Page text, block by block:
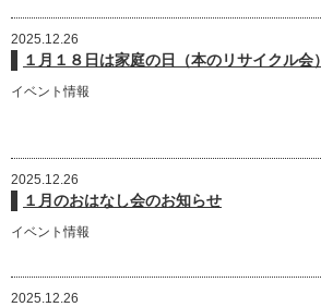
2025.12.26
１月１８日は家庭の日（本のリサイクル会）
イベント情報
2025.12.26
１月のおはなし会のお知らせ
イベント情報
2025.12.26